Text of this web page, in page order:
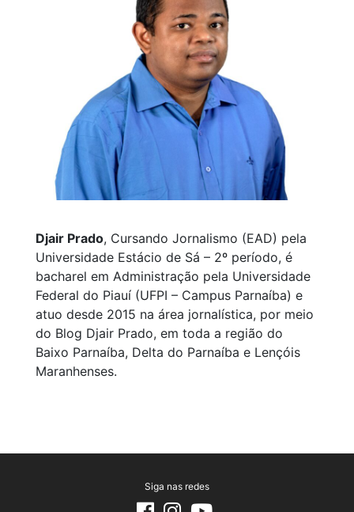
Djair Prado, Cursando Jornalismo (EAD) pela
Universidade Estácio de Sá – 2º período, é
bacharel em Administração pela Universidade
Federal do Piauí (UFPI – Campus Parnaíba) e
atuo desde 2015 na área jornalística, por meio
do Blog Djair Prado, em toda a região do
Baixo Parnaíba, Delta do Parnaíba e Lençóis
Maranhenses.
Siga nas redes